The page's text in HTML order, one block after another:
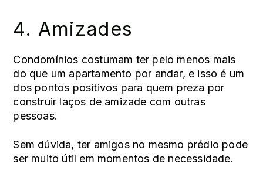
4. Amizades
Condomínios costumam ter pelo menos mais
do que um apartamento por andar, e isso é um
dos pontos positivos para quem preza por
construir laços de amizade com outras
pessoas.
Sem dúvida, ter amigos no mesmo prédio pode
ser muito útil em momentos de necessidade.